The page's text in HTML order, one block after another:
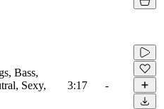
Bass,
Sexy,
3:17 -